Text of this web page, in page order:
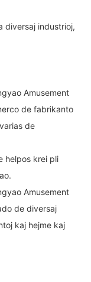
diversaj industrioj,
Amusement
de fabrikanto
de
helpos krei pli
Amusement
de diversaj
kaj hejme kaj